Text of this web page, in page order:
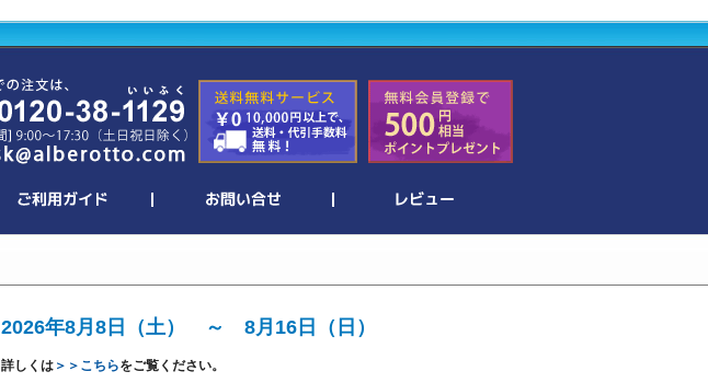
2026年8月8日（土） ～ 8月16日（日）
詳しくは＞＞こちらをご覧ください。